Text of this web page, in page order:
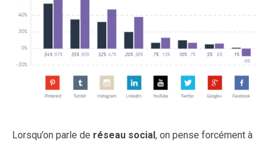
Lorsqu’on parle de réseau social , on pense forcément à